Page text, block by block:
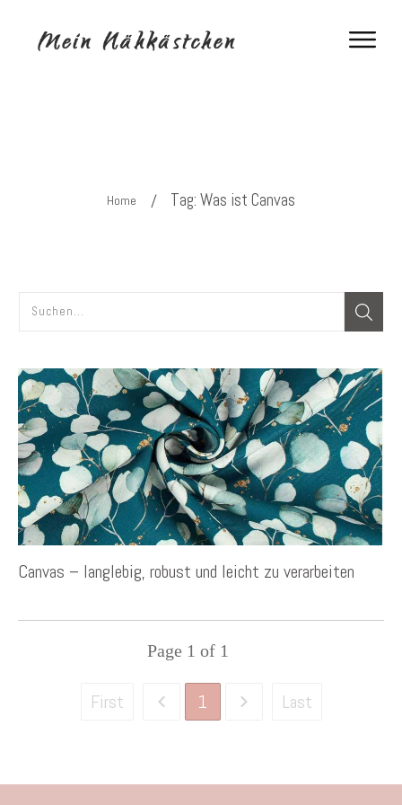
Home / Tag: Was ist Canvas
Canvas – langlebig, robust und leicht zu verarbeiten
Page 1 of 1
First 1 Last